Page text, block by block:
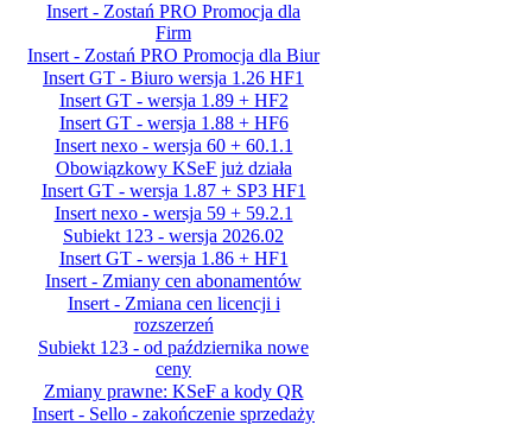
Insert - Zostań PRO Promocja dla
Firm
Insert - Zostań PRO Promocja dla Biur
Insert GT - Biuro wersja 1.26 HF1
Insert GT - wersja 1.89 + HF2
Insert GT - wersja 1.88 + HF6
Insert nexo - wersja 60 + 60.1.1
Obowiązkowy KSeF już działa
Insert GT - wersja 1.87 + SP3 HF1
Insert nexo - wersja 59 + 59.2.1
Subiekt 123 - wersja 2026.02
Insert GT - wersja 1.86 + HF1
Insert - Zmiany cen abonamentów
Insert - Zmiana cen licencji i
rozszerzeń
Subiekt 123 - od października nowe
ceny
Zmiany prawne: KSeF a kody QR
Insert - Sello - zakończenie sprzedaży